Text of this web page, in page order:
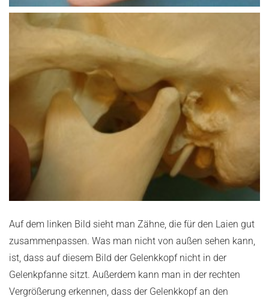
Auf dem linken Bild sieht man Zähne, die für den Laien gut
zusammenpassen. Was man nicht von außen sehen kann,
ist, dass auf diesem Bild der Gelenkkopf nicht in der
Gelenkpfanne sitzt. Außerdem kann man in der rechten
Vergrößerung erkennen, dass der Gelenkkopf an den